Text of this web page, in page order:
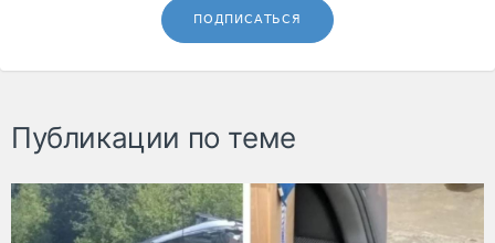
ПОДПИСАТЬСЯ
Публикации по теме